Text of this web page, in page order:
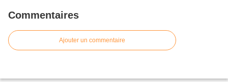
Commentaires
Ajouter un commentaire